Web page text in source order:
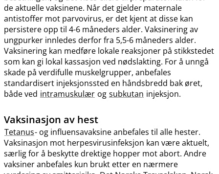
de aktuelle vaksinene. Når det gjelder maternale
antistoffer mot parvovirus, er det kjent at disse kan
persistere opp til 4-6 måneders alder. Vaksinering av
ungpurker innledes derfor fra 5,5-6 måneders alder.
Vaksinering kan medføre lokale reaksjoner på stikkstedet
som kan gi lokal kassasjon ved nødslakting. For å unngå
skade på verdifulle muskelgrupper, anbefales
standardisert injeksjonssted en håndsbredd bak øret,
både ved intramuskulær og subkutan injeksjon.
Vaksinasjon av hest
Tetanus- og influensavaksine anbefales til alle hester.
Vaksinasjon mot herpesvirusinfeksjon kan være aktuelt,
særlig for å beskytte drektige hopper mot abort. Andre
vaksiner anbefales kun brukt etter en nærmere